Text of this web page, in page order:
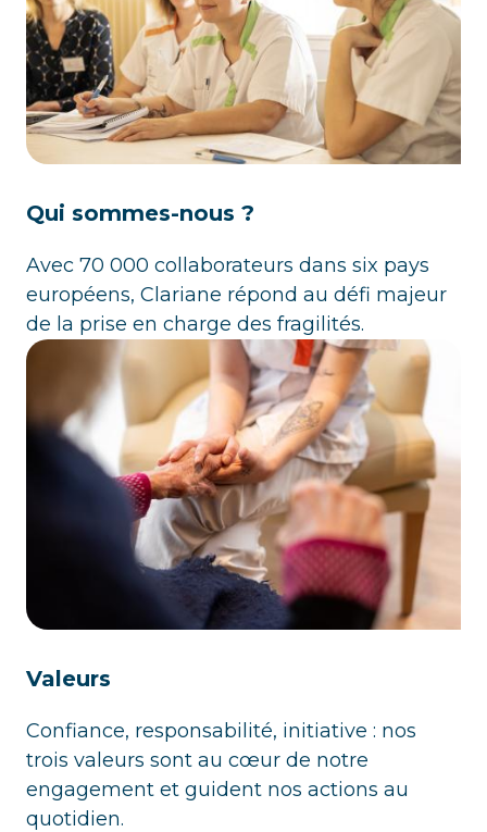
Qui sommes-nous ?
Avec 70 000 collaborateurs dans six pays
européens, Clariane répond au défi majeur
de la prise en charge des fragilités.
Valeurs
Confiance, responsabilité, initiative : nos
trois valeurs sont au cœur de notre
engagement et guident nos actions au
quotidien.